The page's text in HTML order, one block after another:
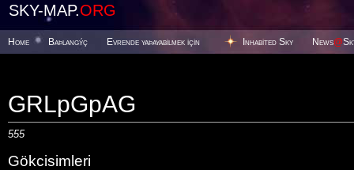
SKY-MAP.ORG
Home Baþlangýç Evrende yaþayabilmek için Inhabited Sky News@
GRLpGpAG
555
Gökcisimleri